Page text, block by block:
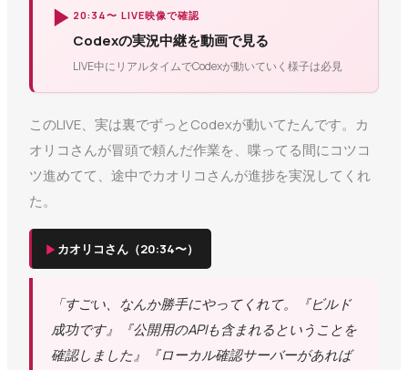
▶ 20:34〜 LIVE映像で確認
Codexの実況中継を動画で見る
LIVE中にリアルタイムでCodexが動いていく様子は必見
このLIVE、実は裏でずっとCodexが動いてたんです。カ
オリコさんが冒頭で頼んだ作業を、喋ってる間にコツコ
ツ進めてて、途中でカオリコさんが進捗を実況してくれ
た。
▶ カオリコさん（20:34〜）
「すごい、なんか勝手にやってくれて。『ビルド
成功です』『公開用のAPIも含まれるということを
確認しました』『ローカル確認サーバーがあれば